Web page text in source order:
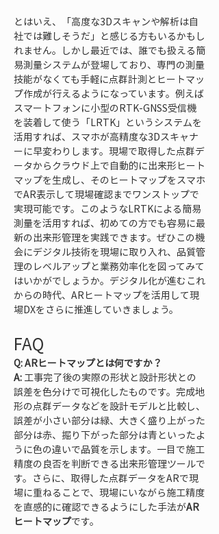
とはいえ、「高度な3Dスキャンや解析は自
社では難しそうだ」と感じる方もいるかもし
れません。しかし最近では、誰でも扱える簡
易測量システムが登場しており、専門の測量
技能がなくても手軽に点群計測とヒートマッ
プ作成が行えるようになっています。例えば
スマートフォンに小型のRTK-GNSS受信機
を装着して使う「LRTK」というシステムを
活用すれば、スマホが高精度な3Dスキャナ
ーに早変わりします。現場で取得した点群デ
ータからクラウド上で自動的に出来形ヒート
マップを生成し、そのヒートマップをスマホ
でAR表示して現場確認までワンストップで
実現可能です。このようなLRTKによる簡易
測量を活用すれば、初めての方でも容易に最
新の出来形管理を実践できます。ぜひこの機
会にデジタル技術を現場に取り入れ、品質管
理のレベルアップと業務効率化を図ってみて
はいかがでしょうか。デジタル化が進むこれ
からの時代、ARヒートマップを活用して現
場DXをさらに推進していきましょう。
FAQ
Q: ARヒートマップとは何ですか？
A: 工事完了後の実際の形状と設計形状との
誤差を色分けで可視化したものです。完成地
形の点群データなどを設計モデルと比較し、
誤差が小さい部分は緑、大きく盛り上がった
部分は赤、掘り下がった部分は青といったよ
うに色の違いで品質を示します。一目で施工
精度の良否を判断できる出来形管理ツールで
す。さらに、取得した点群データをARで現
場に重ねることで、現場にいながら施工精度
を直感的に確認できるようにした手法がAR
ヒートマップです。